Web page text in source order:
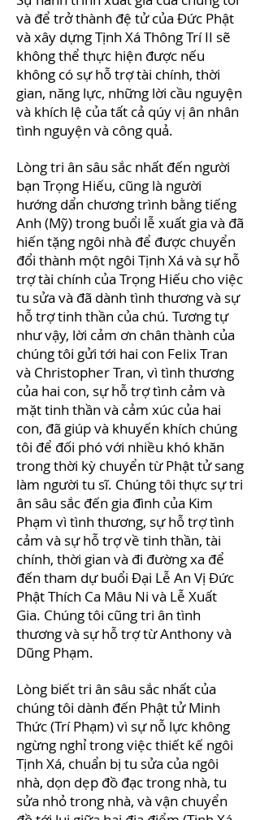
và để trở thành đệ tử của Đức Phật
và xây dựng Tịnh Xá Thông Trí II sẽ
không thể thực hiện được nếu
không có sự hỗ trợ tài chính, thời
gian, năng lực, những lời cầu nguyện
và khích lệ của tất cả qúy vị ân nhân
tình nguyện và công quả.
Lòng tri ân sâu sắc nhất đến người
bạn Trọng Hiếu, cũng là người
hướng dẩn chương trình bằng tiếng
Anh (Mỹ) trong buổi lễ xuất gia và đã
hiến tặng ngôi nhà để được chuyển
đổi thành một ngôi Tịnh Xá và sự hỗ
trợ tài chính của Trọng Hiếu cho việc
tu sửa và đã dành tình thương và sự
hỗ trợ tinh thần của chú. Tương tự
như vậy, lời cảm ơn chân thành của
chúng tôi gửi tới hai con Felix Tran
và Christopher Tran, vì tình thương
của hai con, sự hỗ trợ tình cảm và
mặt tinh thần và cảm xúc của hai
con, đã giúp và khuyến khích chúng
tôi để đối phó với nhiều khó khăn
trong thời kỳ chuyển từ Phật tử sang
làm người tu sĩ. Chúng tôi thực sự tri
ân sâu sắc đến gia đình của Kim
Phạm vì tình thương, sự hỗ trợ tình
cảm và sự hỗ trợ về tinh thần, tài
chính, thời gian và đi đường xa để
đến tham dự buổi Đại Lễ An Vị Đức
Phật Thích Ca Mâu Ni và Lễ Xuất
Gia. Chúng tôi cũng tri ân tình
thương và sự hỗ trợ từ Anthony và
Dũng Phạm.
Lòng biết tri ân sâu sắc nhất của
chúng tôi dành đến Phật tử Minh
Thức (Trí Phạm) vì sự nỗ lực không
ngừng nghỉ trong việc thiết kế ngôi
Tịnh Xá, chuẩn bị tu sửa của ngôi
nhà, dọn dẹp đồ đạc trong nhà, tu
sửa nhỏ trong nhà, và vận chuyển